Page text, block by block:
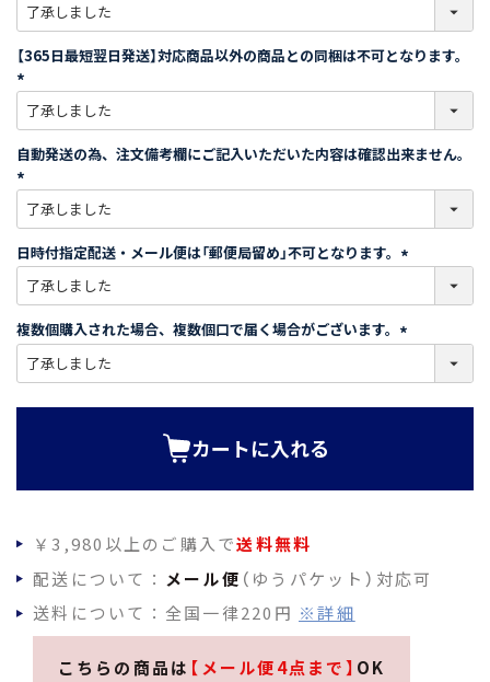
必
須
)
【365日最短翌日発送】対応商品以外の商品との同梱は不可となります。
必
須
)
自動発送の為、注文備考欄にご記入いただいた内容は確認出来ません。
必
須
)
日時付指定配送・メール便は「郵便局留め」不可となります。
必
)
複数個購入された場合、複数個口で届く場合がございます。
必
カートに入れる
￥3,980以上のご購入で送料無料
配送について： メール便 （ゆうパケット）対応可
送料について：全国一律220円 ※詳細
こちらの商品は 【メール便4点まで】 OK